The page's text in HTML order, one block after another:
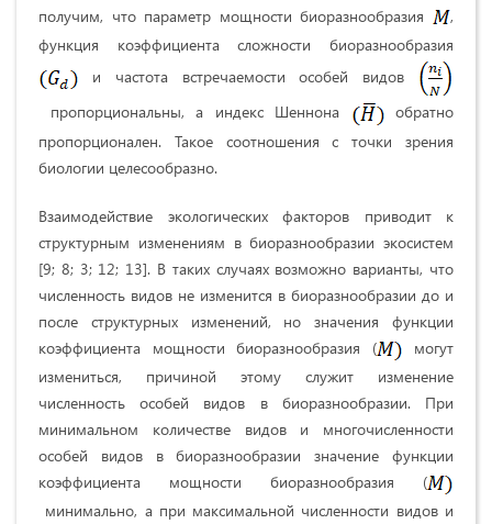
получим, что параметр мощности биоразнообразия
,
функция коэффициента сложности биоразнообразия
и частота встречаемости особей видов
пропорциональны, а индекс Шеннона
обратно
пропорционален. Такое соотношения с точки зрения
биологии целесообразно.
Взаимодействие экологических факторов приводит к
структурным изменениям в биоразнообразии экосистем
[9; 8; 3; 12; 13]. В таких случаях возможно варианты, что
численность видов не изменится в биоразнообразии до и
после структурных изменений, но значения функции
коэффициента мощности биоразнообразия (
могут
измениться, причиной этому служит изменение
численность особей видов в биоразнообразии. При
минимальном количестве видов и многочисленности
особей видов в биоразнообразии значение функции
коэффициента мощности биоразнообразия (
минимально, а при максимальной численности видов и